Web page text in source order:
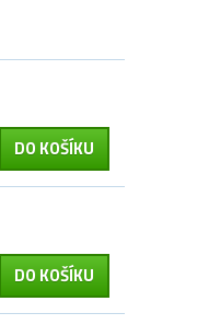
DO KOŠÍKU
DO KOŠÍKU